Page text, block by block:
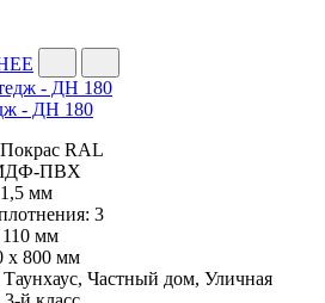
- ДН 180
RAL
МДФ-ПВХ
мм
3
мм
x 800 мм
Частный дом, Уличная